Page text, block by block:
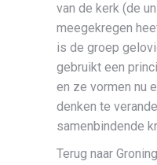
van de kerk (de
meegekregen
is de groep
gebruikt een
en ze vormen nu
denken te
samenbindende
Terug naar